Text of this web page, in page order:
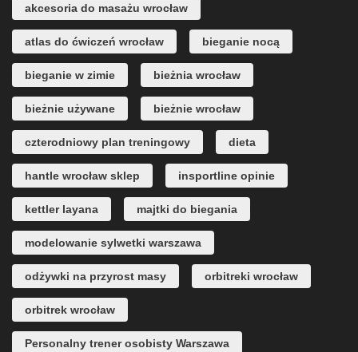
akcesoria do masażu wrocław
atlas do ćwiczeń wrocław bieganie nocą
bieganie w zimie bieżnia wrocław
bieżnie używane bieżnie wrocław
czterodniowy plan treningowy dieta
hantle wrocław sklep insportline opinie
kettler layana majtki do biegania
modelowanie sylwetki warszawa
odżywki na przyrost masy orbitreki wrocław
orbitrek wrocław
Personalny trener osobisty Warszawa